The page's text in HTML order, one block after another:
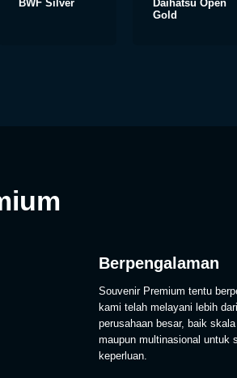
BWF Silver
Daihatsu Open
Gold
Berpengalaman
Souvenir Premium tentu
kami telah melayani lebih
perusahaan besar, baik skala
maupun multinasional untuk
keperluan.